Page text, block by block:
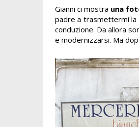
Gianni ci mostra una
padre a trasmettermi la
conduzione. Da allora s
e modernizzarsi. Ma